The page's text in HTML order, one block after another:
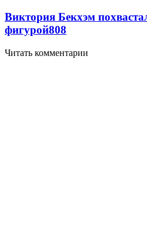
Виктория Бекхэм
фигурой808
Читать комментарии